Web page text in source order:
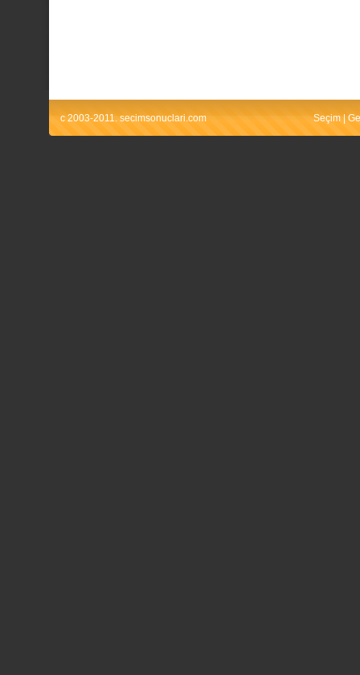
c 2003-2011. secimsonuclari.com Seçim